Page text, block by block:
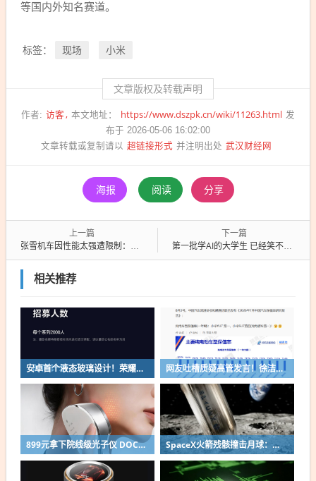
等国内外知名赛道。
标签： 现场 小米
文章版权及转载声明
作者: 访客 本文地址： https://www.dszpk.cn/wiki/11263.html 发
布于 2026-05-06 16:02:00
文章转载或复制请以 超链接形式 并注明出处 武汉财经网
海报 阅读 分享
上一篇
张雪机车因性能太强遭限制：增重7公斤限5%动力 张雪回应
下一篇
第一批学AI的大学生 已经笑不出来了
相关推荐
安卓首个液态玻璃设计！荣耀MagicOS 11内测招募开启：17款机型首批升级 网友吐槽质疑高管发言！徐洁云回应“孩go”言论争议：是小米用户宠物名
899元拿下院线级光子仪 DOCO童颜超光炮小米有品众筹上线 SpaceX火箭残骸撞击月球：留下直径约30米巨坑